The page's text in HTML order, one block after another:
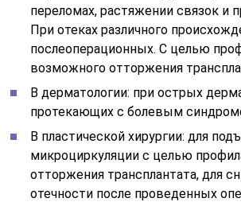
переломах, растяжении связок и
При отеках различного
послеоперационных. С целью
возможного отторжения
В дерматологии: при острых
протекающих с болевым
В пластической хирургии: для
микроциркуляции с целью
отторжения трансплантата, для
отечности после проведенных